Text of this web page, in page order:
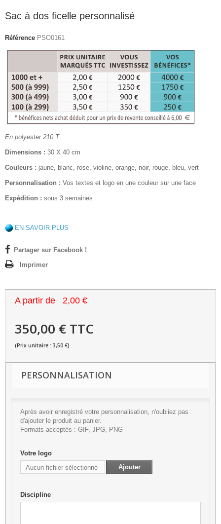
Sac à dos ficelle personnalisé
Référence PSO0161
En polyester 210 T
Dimensions : 30 X 40 cm
Couleurs : jaune, blanc, rose, violine, orange, noir, rouge, bleu, vert
Personnalisation : Vos textes et logo en une couleur sur une face
Expédition : sous 3 semaines
EN SAVOIR PLUS
Partager sur Facebook !
Imprimer
A partir de 2,00 €
350,00 € TTC
(Prix unitaire : 3,50 €)
PERSONNALISATION
Après avoir enregistré votre personnalisation, n'oubliez pas
d'ajouter le produit au panier.
Formats acceptés : GIF, JPG, PNG
Votre logo
Aucun fichier sélectionné
Ajouter
Discipline